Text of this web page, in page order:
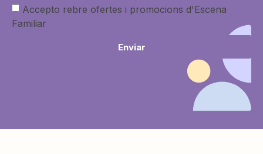
Accepto rebre ofertes i promocions d'Escena
Familiar
Enviar